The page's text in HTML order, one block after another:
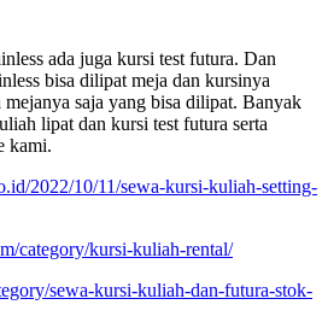
ada juga kursi test futura. Dan
bisa dilipat meja dan kursinya
mejanya saja yang bisa dilipat. Banyak
lipat dan kursi test futura serta
kami.
2022/10/11/sewa-kursi-kuliah-setting-
category/kursi-kuliah-rental/
sewa-kursi-kuliah-dan-futura-stok-